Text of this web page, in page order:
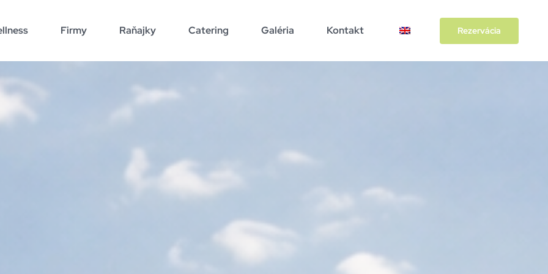
Firmy Raňajky Catering Galéria Kontakt Rezervácia